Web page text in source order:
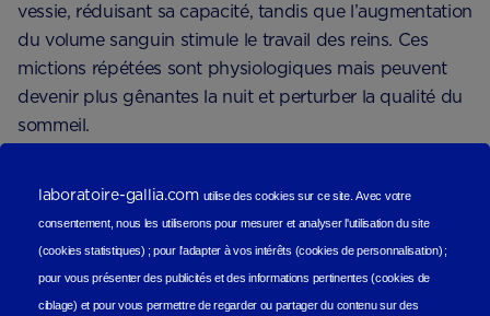
vessie, réduisant sa capacité, tandis que l’augmentation
du volume sanguin stimule le travail des reins. Ces
mictions répétées sont physiologiques mais peuvent
devenir plus gênantes la nuit et perturber la qualité du
sommeil.
notamment lors d’un effort, d’une montée d’escaliers
ou d’une marche prolongée. L’utérus, en prenant de
l’ampleur, limite l’expansion complète du diaphragme,
ce qui peut donner une sensation de respiration plus
laboratoire-gallia.com utilise des cookies sur ce site.Avec votre
consentement, nous les utiliseronspour mesurer et analyser l'utilisation du site
(cookies statistiques) ;pour l'adapter à vos intérêts (cookies de personnalisation) ;
pour vous présenter des publicités et des informations pertinentes (cookies de
ciblage) et pour vous permettre de regarder ou partager du contenu sur des